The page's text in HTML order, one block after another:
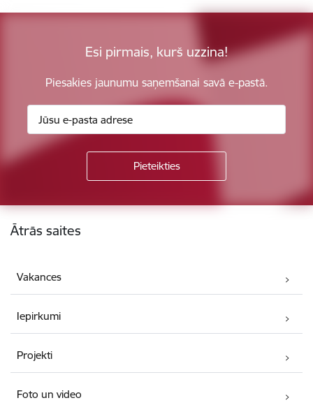
Esi pirmais, kurš uzzina!
Piesakies jaunumu saņemšanai savā e-pastā.
Kājene
Ātrās saites
Vakances
Iepirkumi
Projekti
Foto un video